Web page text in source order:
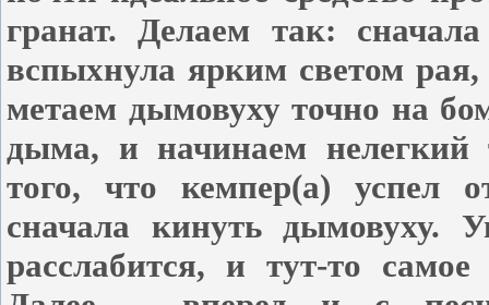
гранат. Делаем так:
вспыхнула ярким светом
метаем дымовуху точно на
дыма, и начинаем нелегкий
того, что кемпер(а) успел
сначала кинуть дымовуху.
расслабится, и тут-то